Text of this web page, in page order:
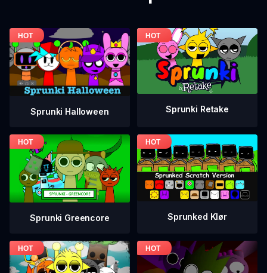
Sprunki Halloween Sprunki Retake
Sprunki Greencore Sprunked Klør